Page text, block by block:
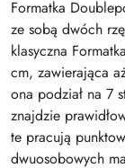
Formatka
ze sobą dwóch
klasyczna
cm, zawierająca
ona podział na 7
znajdzie
te pracują
dwuosobowych